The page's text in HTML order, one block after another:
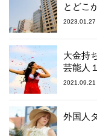
とどこ
2023.01.27
大金持
芸能人
2021.09.21
外国人